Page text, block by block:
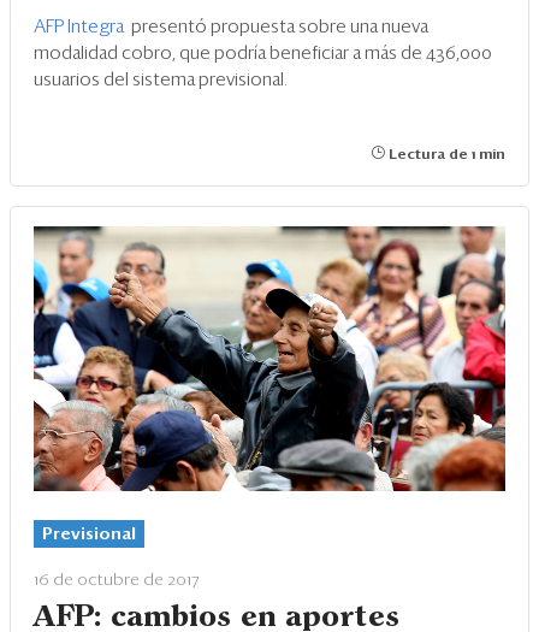
AFP Integra presentó propuesta sobre una nueva
modalidad cobro, que podría beneficiar a más de 436,000
usuarios del sistema previsional.
Lectura de 1 min
Previsional
16 de octubre de 2017
AFP: cambios en aportes